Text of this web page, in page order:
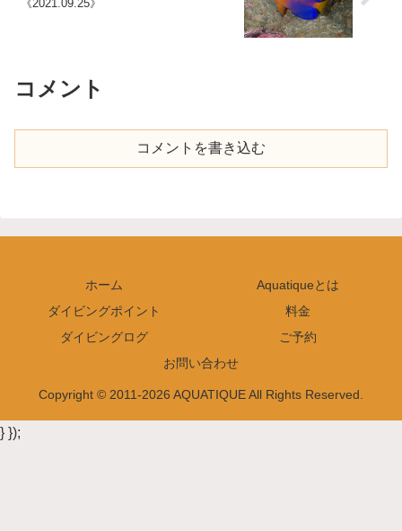
《2021.09.25》
コメント
コメントを書き込む
ホーム
Aquatiqueとは
ダイビングポイント
料金
ダイビングログ
ご予約
お問い合わせ
Copyright © 2011-2026 AQUATIQUE All Rights Reserved.
} });